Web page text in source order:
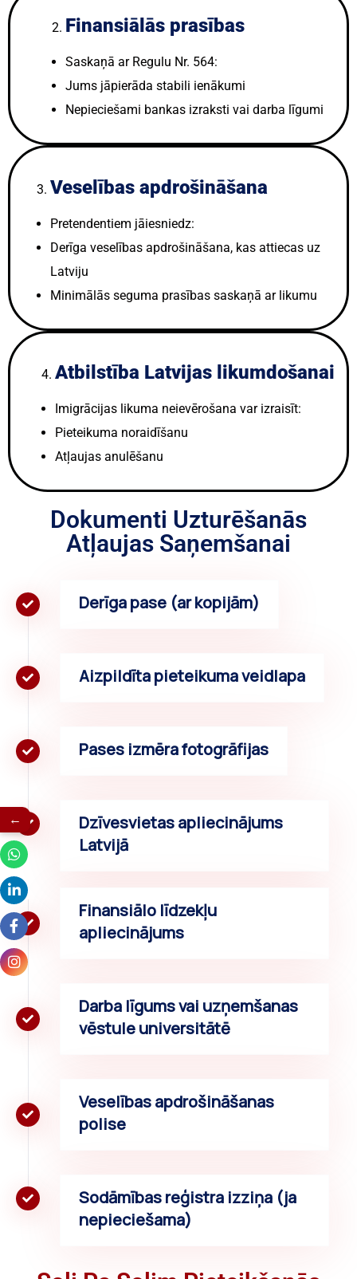
Finansiālās prasības
Saskaņā ar Regulu Nr. 564:
Jums jāpierāda stabili ienākumi
Nepieciešami bankas izraksti vai darba līgumi
Veselības apdrošināšana
Pretendentiem jāiesniedz:
Derīga veselības apdrošināšana, kas attiecas uz
Latviju
Minimālās seguma prasības saskaņā ar likumu
Atbilstība Latvijas likumdošanai
Imigrācijas likuma neievērošana var izraisīt:
Pieteikuma noraidīšanu
Atļaujas anulēšanu
Dokumenti Uzturēšanās
Atļaujas Saņemšanai
Derīga pase (ar kopijām)
Aizpildīta pieteikuma veidlapa
Pases izmēra fotogrāfijas
Dzīvesvietas apliecinājums
Latvijā
Finansiālo līdzekļu
apliecinājums
Darba līgums vai uzņemšanas
vēstule universitātē
Veselības apdrošināšanas
polise
Sodāmības reģistra izziņa (ja
nepieciešama)
←